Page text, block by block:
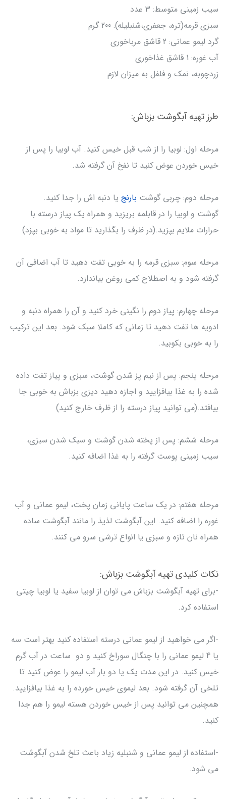
سیب زمینی متوسط: 3 عدد
سبزی قرمه(تره، جعفری،شنبلیله): 200 گرم
گرد لیمو عمانی: 2 قاشق مرباخوری
آب غوره: 1 قاشق غذاخوری
زردچوبه، نمک و فلفل به میزان لازم
طرز تهیه آبگوشت بزباش:
مرحله اول: لوبیا را از شب قبل خیس کنید. آب لوبیا را پس از
خیس خوردن عوض کنید تا نفخ آن گرفته شد.
مرحله دوم: چربی گوشت بارنج یا دنبه اش را جدا کنید.
گوشت و لوبیا را در قابلمه بریزید و همراه یک پیاز درسته با
حرارات ملایم بپزید.(در ظرف را بگذارید تا مواد به خوبی بپزد)
مرحله سوم: سبزی قرمه را به خوبی تفت دهید تا آب اضافی آن
گرفته شود و به اصطلاح کمی روغن بیاندازد.
مرحله چهارم: پیاز دوم را نگینی خرد کنید و آن را همراه دنبه و
ادویه ها تفت دهید تا زمانی که کاملا سبک شود. بعد این ترکیب
را به خوبی بکوبید.
مرحله پنجم: پس از نیم پز شدن گوشت، سبزی و پیاز تفت داده
شده را به غذا بیافزایید و اجازه دهید دیزی بزباش به خوبی جا
بیافتد.(می توانید پیاز درسته را از ظرف خارج کنید)
مرحله ششم: پس از پخته شدن گوشت و سبک شدن سبزی،
سیب زمینی پوست گرفته را به غذا اضافه کنید.
مرحله هفتم: در یک ساعت پایانی زمان پخت، لیمو عمانی و آب
غوره را اضافه کنید. این آبگوشت لذیذ را مانند آبگوشت ساده
همراه نان تازه و سبزی یا انواع ترشی سرو می کنند.
نکات کلیدی تهیه آبگوشت بزباش:
-برای تهیه آبگوشت بزباش می توان از لوبیا سفید یا لوبیا چیتی
استفاده کرد.
-اگر می خواهید از لیمو عمانی درسته استفاده کنید بهتر است سه
یا 4 لیمو عمانی را با چنگال سوراخ کنید و دو ساعت در آب گرم
خیس کنید. در این مدت یک یا دو بار آب لیمو را عوض کنید تا
تلخی آن گرفته شود. بعد لیموی خیس خورده را به غذا بیافزایید.
همچنین می توانید پس از خیس خوردن هسته لیمو را هم جدا
کنید.
-استفاده از لیمو عمانی و شنبلیه زیاد باعث تلخ شدن آبگوشت
می شود.